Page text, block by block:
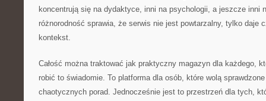
koncentrują się na dydaktyce, inni na psychologii, a jeszcze inni
różnorodność sprawia, że serwis nie jest powtarzalny, tylko daje
kontekst.
Całość można traktować jak praktyczny magazyn dla każdego,
robić to świadomie. To platforma dla osób, które wolą
chaotycznych porad. Jednocześnie jest to przestrzeń dla tych,